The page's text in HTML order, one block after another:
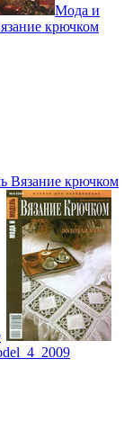
Мода и
крючком
Вязание крючком